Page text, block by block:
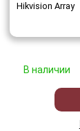
Hikvision Array
В наличии